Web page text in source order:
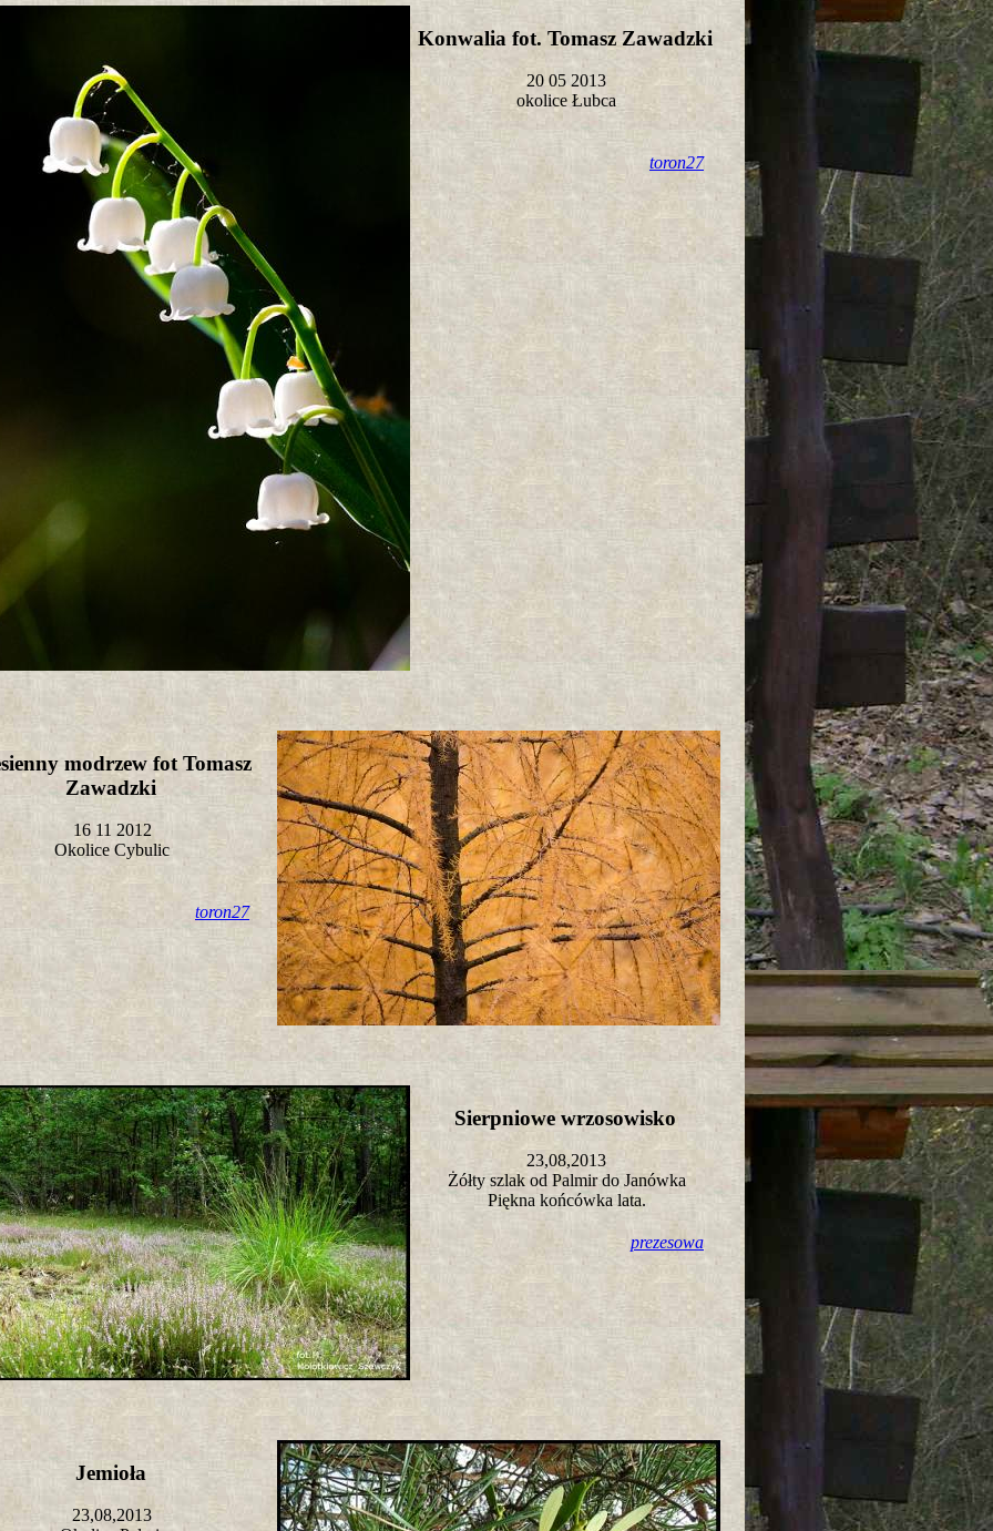
Konwalia fot. Tomasz Zawadzki
20 05 2013
okolice Łubca
toron27
modrzew fot Tomasz
Zawadzki
16 11 2012
Okolice Cybulic
toron27
Sierpniowe wrzosowisko
23,08,2013
Żółty szlak od Palmir do Janówka
Piękna końcówka lata.
prezesowa
Jemioła
23,08,2013